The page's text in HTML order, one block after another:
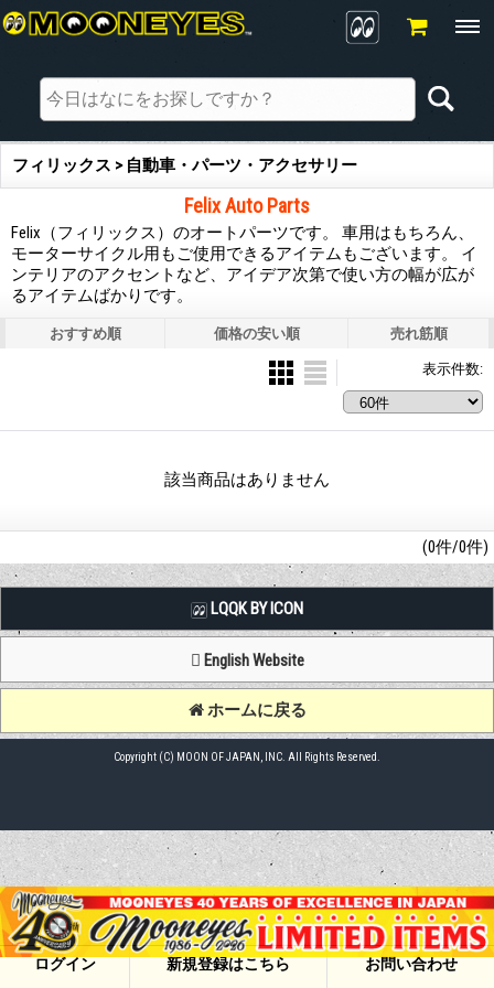
ログイン 新規登録はこちら お問い合わせ
フィリックス > 自動車・パーツ・アクセサリー
Felix Auto Parts
Felix（フィリックス）のオートパーツです。 車用はもちろん、
モーターサイクル用もご使用できるアイテムもございます。 イ
ンテリアのアクセントなど、アイデア次第で使い方の幅が広が
るアイテムばかりです。
おすすめ順 価格の安い順 売れ筋順
表示件数:
該当商品はありません
(0件/0件)
LQQK BY ICON
English Website
ホームに戻る
Copyright (C) MOON OF JAPAN, INC. All Rights Reserved.